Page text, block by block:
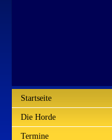
Startseite
Die Horde
Termine